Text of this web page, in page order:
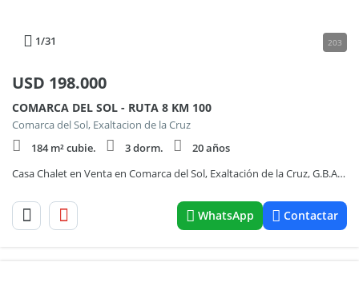
1/31 203
USD 198.000
COMARCA DEL SOL - RUTA 8 KM 100
Comarca del Sol, Exaltacion de la Cruz
184 m² cubie.
3 dorm.
20 años
Casa Chalet en Venta en Comarca del Sol, Exaltación de la Cruz, G.B.A. Zona Norte
WhatsApp Contactar